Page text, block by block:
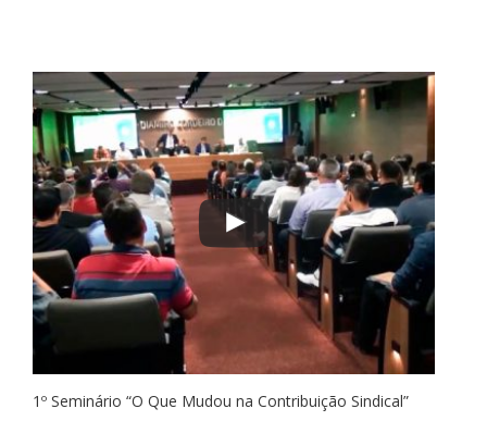
1º Seminário “O Que Mudou na Contribuição Sindical”